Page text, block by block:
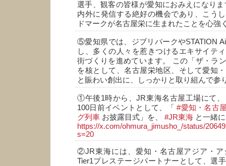
選手、観客の皆様が愛知におみえになり
内外に発信する絶好の機会であり、こう
ドマークが名古屋栄に生まれたことを心強
⑤愛知県では、ジブリパークやSTATION
し、多くの人々を惹きつけるエキサイテ
街づくりを進めています。 この「ザ・ラ
を核として、名古屋栄地区、そして愛知
と賑わい創出に、しっかりと取り組んで参
①午後1時から、JR東海名古屋工場にて
100日前イベントとして、「#愛知・名古
グ列車 お披露目式」を、 #JR東海 と一緒
https://x.com/ohmura_jimusho_/status/
s=20
②JR東海には、愛知・名古屋アジア・ア
Tier1プレステージパートナーとして、選